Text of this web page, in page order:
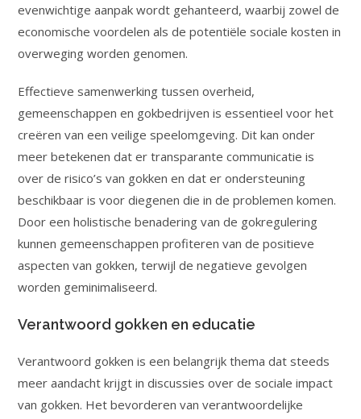
evenwichtige aanpak wordt gehanteerd, waarbij zowel de
economische voordelen als de potentiële sociale kosten in
overweging worden genomen.
Effectieve samenwerking tussen overheid,
gemeenschappen en gokbedrijven is essentieel voor het
creëren van een veilige speelomgeving. Dit kan onder
meer betekenen dat er transparante communicatie is
over de risico’s van gokken en dat er ondersteuning
beschikbaar is voor diegenen die in de problemen komen.
Door een holistische benadering van de gokregulering
kunnen gemeenschappen profiteren van de positieve
aspecten van gokken, terwijl de negatieve gevolgen
worden geminimaliseerd.
Verantwoord gokken en educatie
Verantwoord gokken is een belangrijk thema dat steeds
meer aandacht krijgt in discussies over de sociale impact
van gokken. Het bevorderen van verantwoordelijke